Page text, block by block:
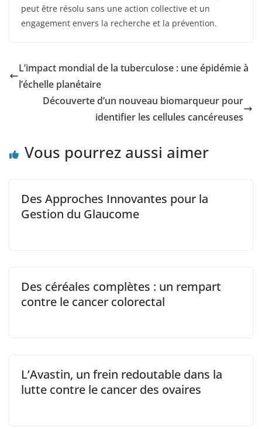
peut être résolu sans une action collective et un
engagement envers la recherche et la prévention.
L’impact mondial de la tuberculose : une épidémie à
l’échelle planétaire
Découverte d’un nouveau biomarqueur pour
identifier les cellules cancéreuses
Vous pourrez aussi aimer
Des Approches Innovantes pour la
Gestion du Glaucome
Des céréales complètes : un rempart
contre le cancer colorectal
L’Avastin, un frein redoutable dans la
lutte contre le cancer des ovaires